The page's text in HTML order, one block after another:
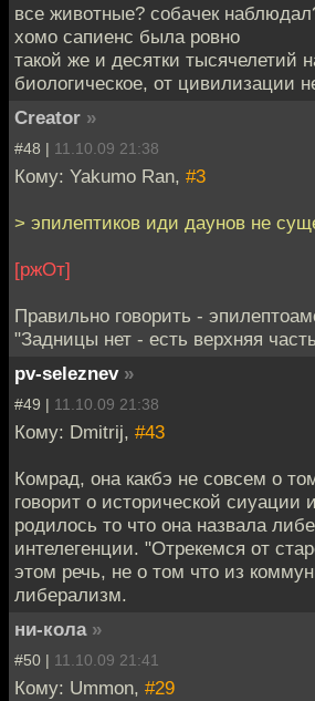
все животные? собачек
хомо сапиенс была ровно
такой же и десятки тысячелетий
биологическое, от цивилизации
Creator »
#48 | 11.10.09 21:38
Кому: Yakumo Ran, #3
> эпилептиков иди даунов не
[ржОт]
Правильно говорить -
"Задницы нет - есть верхняя
pv-seleznev »
#49 | 11.10.09 21:38
Кому: Dmitrij, #43
Комрад, она какбэ не совсем о
говорит о исторической сиуации
родилось то что она назвала
интелегенции. "Отрекемся от
этом речь, не о том что из
либерализм.
ни-кола »
#50 | 11.10.09 21:41
Кому: Ummon, #29